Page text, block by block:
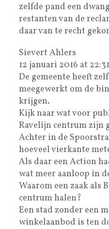
zelfde pand een
restanten van de
daar van te recht
Sievert Ahlers
12 januari 2016 at 22:31
De gemeente heeft
meegewerkt om de
krijgen.
Kijk naar wat voor
Ravelijn centrum zijn
Achter in de
hoeveel vierkante
Als daar een Action
wat meer aanloop in
Waarom een zaak als
centrum halen?
Een stad zonder een
winkelaanbod is ten